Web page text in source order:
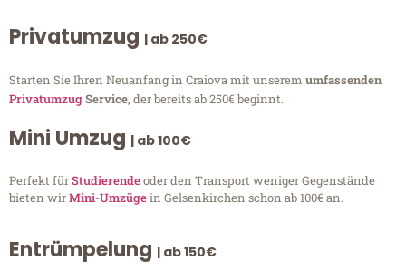
Privatumzug | ab 250€
Starten Sie Ihren Neuanfang in Craiova mit unserem umfassenden
PrivatumzugService, der bereits ab 250€ beginnt.
Mini Umzug | ab 100€
Perfekt fürStudierendeoder den Transport weniger Gegenstände
bieten wirMini-Umzügein Gelsenkirchen schon ab 100€ an.
Entrümpelung | ab 150€